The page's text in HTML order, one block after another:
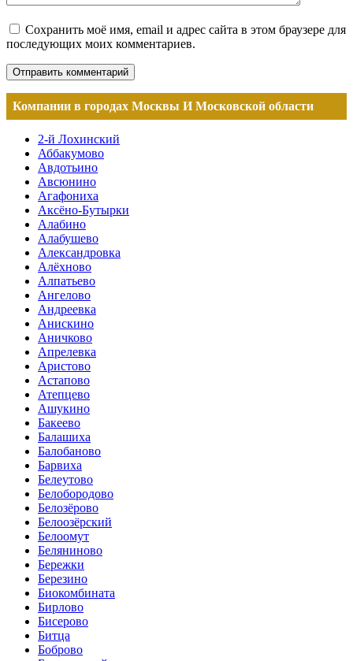
Сохранить моё имя, email и адрес сайта в этом браузере для
последующих моих комментариев.
Компании в городах Москвы И Московской области
2-й Лохинский
Аббакумово
Авдотьино
Авсюнино
Агафониха
Аксёно-Бутырки
Алабино
Алабушево
Александровка
Алёхново
Алпатьево
Ангелово
Андреевка
Анискино
Аничково
Апрелевка
Аристово
Астапово
Атепцево
Ашукино
Бакеево
Балашиха
Балобаново
Барвиха
Белеутово
Белобородово
Белозёрово
Белоозёрский
Белоомут
Беляниново
Бережки
Березино
Биокомбината
Бирлово
Бисерово
Битца
Боброво